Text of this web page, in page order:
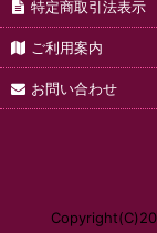
特定商取引法表示
ご利用案内
お問い合わせ